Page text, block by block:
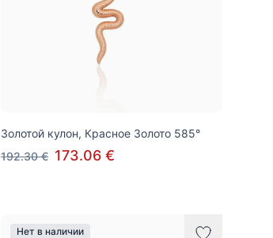
Золотой кулон, Красное Золото 585°
192.30 € 173.06 €
Нет в наличии